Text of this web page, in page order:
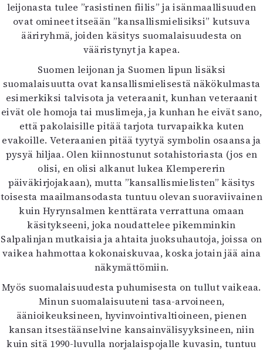
leijonasta tulee ”rasistinen fiilis” ja isänmaallisuuden
ovat omineet itseään ”kansallismielisiksi” kutsuva
ääriryhmä, joiden käsitys suomalaisuudesta on
vääristynyt ja kapea.
Suomen leijonan ja Suomen lipun lisäksi
suomalaisuutta ovat kansallismielisestä näkökulmasta
esimerkiksi talvisota ja veteraanit, kunhan veteraanit
eivät ole homoja tai muslimeja, ja kunhan he eivät sano,
että pakolaisille pitää tarjota turvapaikka kuten
evakoille. Veteraanien pitää tyytyä symbolin osaansa ja
pysyä hiljaa. Olen kiinnostunut sotahistoriasta (jos en
olisi, en olisi alkanut lukea Klempererin
päiväkirjojakaan), mutta ”kansallismielisten” käsitys
toisesta maailmansodasta tuntuu olevan suoraviivainen
kuin Hyrynsalmen kenttärata verrattuna omaan
käsitykseeni, joka noudattelee pikemminkin
Salpalinjan mutkaisia ja ahtaita juoksuhautoja, joissa on
vaikea hahmottaa kokonaiskuvaa, koska jotain jää aina
näkymättömiin.
Myös suomalaisuudesta puhumisesta on tullut vaikeaa.
Minun suomalaisuuteni tasa-arvoineen,
äänioikeuksineen, hyvinvointivaltioineen, pienen
kansan itsestäänselvine kansainvälisyyksineen, niin
kuin sitä 1990-luvulla norjalaispojalle kuvasin, tuntuu